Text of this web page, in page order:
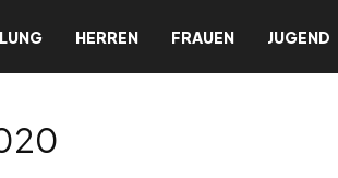
HERREN FRAUEN JUGEND